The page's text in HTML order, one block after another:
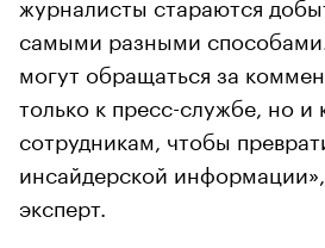
самыми разными
могут обращаться за
только к пресс-службе, но
сотрудникам, чтобы
инсайдерской
эксперт.